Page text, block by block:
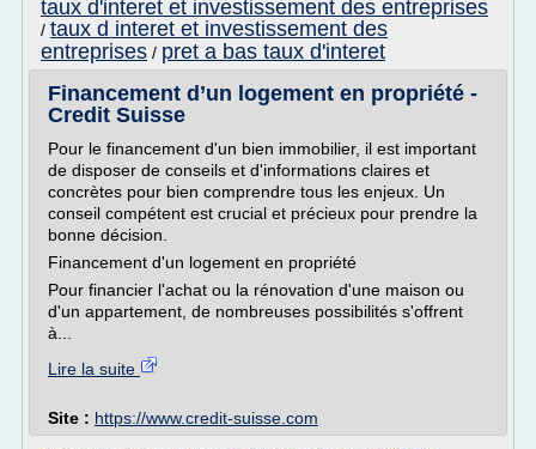
taux d'interet et investissement des entreprises
/ taux d interet et investissement des
entreprises / pret a bas taux d'interet
Financement d’un logement en propriété -
Credit Suisse
Pour le financement d'un bien immobilier, il est important
de disposer de conseils et d'informations claires et
concrètes pour bien comprendre tous les enjeux. Un
conseil compétent est crucial et précieux pour prendre la
bonne décision.
Financement d'un logement en propriété
Pour financier l'achat ou la rénovation d'une maison ou
d'un appartement, de nombreuses possibilités s'offrent
à...
Lire la suite
Site : https://www.credit-suisse.com